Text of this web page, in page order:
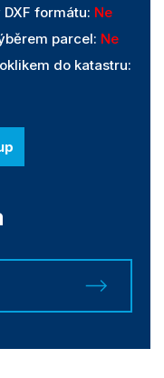
formátu: Ne
parcel: Ne
do katastru: